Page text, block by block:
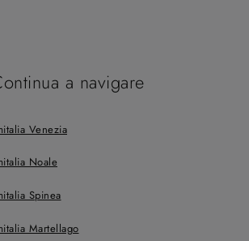
a navigare
Venezia
Noale
Spinea
Martellago